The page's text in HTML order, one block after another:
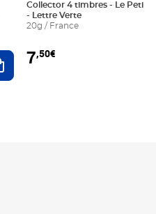
Ajouter au panier
Collector 4 timbres - Le Petit
- Lettre Verte
20g / France
7,50€